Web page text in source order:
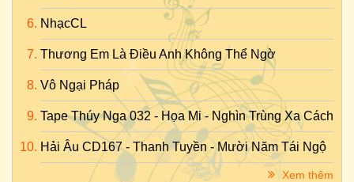
NhạcCL
Thương Em Là Điều Anh Không Thể Ngờ
Vô Ngại Pháp
Tape Thúy Nga 032 - Họa Mi - Nghìn Trùng Xa Cách
Hải Âu CD167 - Thanh Tuyền - Mười Năm Tái Ngộ
Xem thêm